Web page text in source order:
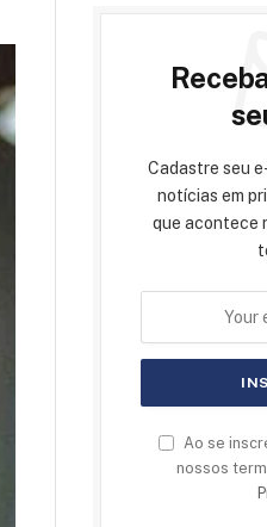
Cadastre seu
notícias em
que acontece
Ao se
nossos